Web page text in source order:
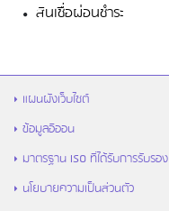
ดอกเบี้ย
สินเชื่อผ่อนชำระ
แผนผังเว็บไซต์
ข้อมูลอิออน
มาตรฐาน ISO ที่ได้รับการรับรอง
นโยบายความเป็นส่วนตัว